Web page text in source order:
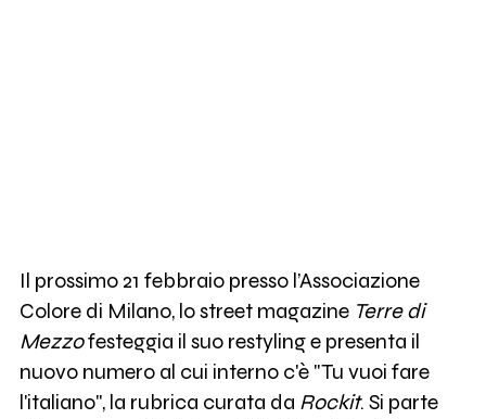
Il prossimo 21 febbraio presso l’Associazione
Colore di Milano, lo street magazine Terre di
Mezzofesteggia il suo restyling e presenta il
nuovo numero al cui interno c'è "Tu vuoi fare
l'italiano", la rubrica curata da Rockit. Si parte